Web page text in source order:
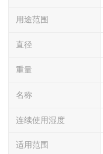
用途范围
直径
重量
名称
连续使用湿度
适用范围